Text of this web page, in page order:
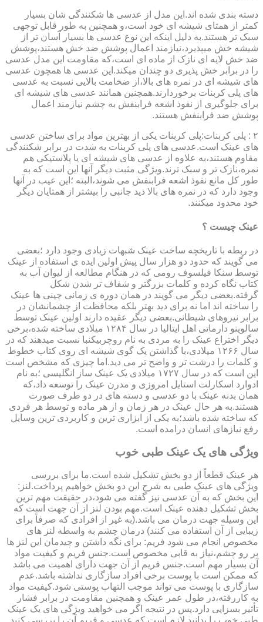
دسته بندی شده اند.این مدل از عدسی ها شکنندگی شان بسیار
کمتر از همتای شیشه ای خود است،و همچنین به طور قابل توجهی
سبک تر هستند.به دلیل اینکه این نوع عدسی ها بسیار آسان تر از
شیشه خش میپذیرد،نیازمند اعمال پوشش ضد خش هستند،پوشش
ضد خش لایه ای نازک از ماده ای است،که مقاومت این مدل عدسی
را در برابر خش پذیری دو چندان میکند.این عدسی ها همچون عدسی
های شیشه ای در نمره های بالا،از ضخامت بالایی نسبت به عدسی
های پلی کربنات برخوردارند.همچنین همانند عدسی های شیشه ای
برای جلوگیری از نفوذ اشعه فرابنفش به چشم نیازمند اعمال
پوشش ضد فرابنفش هستند.
۲ : پلی کربنات:پلی کربنات یکی از بهترین مواد برای ساختن عدسی
های عینک است.عدسی های پلی کربنات به شدت در برابر شکنندگی
مقاوم هستند،به علاوه از عدسی های شیشه ای یا پلاستیکی هم
نمره،نازک تر و سبک ترند.ویژگی مثبت دیگر آنها این است که به
طور کل مانع نفوذ اشعه فرابنفش می شوند،البته ؛این عیب در آنها
وجود دارد که در نمره های بالا دید جانبی را بیشتر از همتایان دیگر
خود محدود میکنند.
عینک چیست ؟
در ربطه با تاریخچه ساخت عینک شبهات زیادی وجود دارد ؛بعضی
می گویند که حدود دو هزار سال پیش اولین ایده ی استفاده از عینک
توسط سنکا فیلسوف رومی که در هنگام مطالعه از لیوان آب به
کتاب نگاه کرده و کلمات بزرگتر و شفاف تر شدن شکل
گرفته.بعضی دیگر می گویند در همان دوره ی زمانی چینی ها عینک
را ساخته اند اما نه برای دید بهتر بلکه محافظت از چشمانشان در
برابر نیروهای شیطانی.بعضی دیگر عقیده دارند اولین عینک توسط
سالوینو دارماتی اهل ایتالیا در سال ۱۲۸۴ میلادی ساخته شده،برخی
دیگر اختراع عینک را به مردی به نام روچربیکنبا نسبت میدهند که در
سال ۱۲۶۶ میلادی،با گذاشتن یک گوی شیشه ای روی کتاب خطوط
و کلمات را درشت تر و واضح تر می دید.اما چیزی که مشخص است
این است که در سال ۱۷۲۷ میلادی یک عینک ساز انگلیسی ؛به نام
ادوارد اسکارلت استایل امروزی و مدرن عینک را توسعه داد،که
همان بدنه عینک با دو عدسی و دسته های در دو طرف صورت
هستند.به هر حال عینک در هر زمان و از هر ماده و توسط هر فردی
که ساخته شده باشد؛به یکی از ابزاری ترین و کاربردی ترین وسایل
رفع نیازهای انسان درامده است.
ویژگی های یک عینک طبی خوب
هر عینک قطعاً از دو بخش تشکیل شده است.ما برای بررسی
ویژگی های عینک طبی به شرح این دو بخش خواهیم پرداخت.لنز:
این بخش که به آن عدسی نیز گفته می شود،در حقیقت مهم ترین
بخش تشکیل دهنده عینک است.مهم بودن لنز از آن جهت است که
این وسیله جهت درمان می باشد.(به غیر از افرادی که صرفاً برای
زیبایی از آن استفاده می کنند) درمان چشم به واسطه لنز های
مخصوص انجام می شود فریم: برای نگه داشتن و چیدمان این لنز ها
بر رو چشم،نیاز به قابی مخصوص است.جنس فریم و کیفیت مواد
آن بسیار مهم است.جنس فریم از آن جهت دارای اهمیت می باشد
که ممکن است با پوست برخی افراد سازگاری نداشته باشد.عدم
سازگاری با پوست می تواند موجب التهاب پوستی شود.کیفیت مواد
به کاررفته،در طول عمر عینک و همچنین مقاومت در برابر فشار
تأثیر بسزایی دارد.پس در نتیجه اگر می خواهید ویژگی های یک عینک